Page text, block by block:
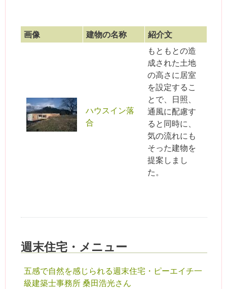
画像 建物の名称 紹介文
ハウスイン落
合
もともとの造
成された土地
の高さに居室
を設定するこ
とで、日照、
通風に配慮す
ると同時に、
気の流れにも
そった建物を
提案しまし
た。
週末住宅・メニュー
五感で自然を感じられる週末住宅・ピーエイチ一
級建築士事務所 桑田浩光さん